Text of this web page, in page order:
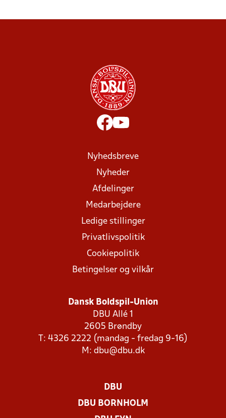
Nyhedsbreve
Nyheder
Afdelinger
Medarbejdere
Ledige stillinger
Privatlivspolitik
Cookiepolitik
Betingelser og vilkår
Dansk Boldspil-Union
DBU Allé 1
2605 Brøndby
T: 4326 2222 (mandag - fredag 9-16)
M: dbu@dbu.dk
DBU
DBU BORNHOLM